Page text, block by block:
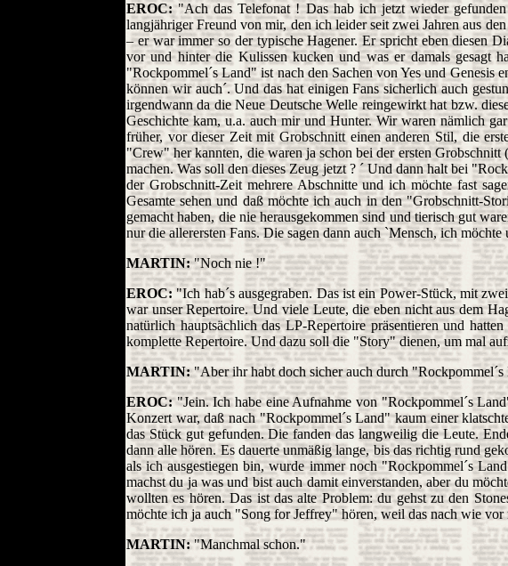
EROC:"Ach das Telefonat ! Das hab ich jetzt wieder gefunden
langjähriger Freund von mir, den ich leider seit zwei Jahren aus
– er war immer so der typische Hagener. Er spricht eben diesen
vor und hinter die Kulissen kucken und was er damals gesagt
"Rockpommel´s Land" ist nach den Sachen von Yes und Genesis
können wir auch´. Und das hat einigen Fans sicherlich auch
irgendwann da die Neue Deutsche Welle reingewirkt hat bzw.
Geschichte kam, u.a. auch mir und Hunter. Wir waren nämlich
früher, vor dieser Zeit mit Grobschnitt einen anderen Stil, die
"Crew" her kannten, die waren ja schon bei der ersten
machen. Was soll den dieses Zeug jetzt ? ´ Und dann halt bei
der Grobschnitt-Zeit mehrere Abschnitte und ich möchte fast
Gesamte sehen und daß möchte ich auch in den "Grobschnitt-
gemacht haben, die nie herausgekommen sind und tierisch gut
nur die allerersten Fans. Die sagen dann auch `Mensch, ich
MARTIN:"Noch nie !"
EROC:"Ich hab´s ausgegraben. Das ist ein Power-Stück, mit
war unser Repertoire. Und viele Leute, die eben nicht aus dem
natürlich hauptsächlich das LP-Repertoire präsentieren und
komplette Repertoire. Und dazu soll die "Story" dienen, um mal
MARTIN:"Aber ihr habt doch sicher auch durch
EROC:"Jein. Ich habe eine Aufnahme von "Rockpommel´s
Konzert war, daß nach "Rockpommel´s Land" kaum einer
das Stück gut gefunden. Die fanden das langweilig die Leute.
dann alle hören. Es dauerte unmäßig lange, bis das richtig rund
als ich ausgestiegen bin, wurde immer noch "Rockpommel´s
machst du ja was und bist auch damit einverstanden, aber du
wollten es hören. Das ist das alte Problem: du gehst zu den
möchte ich ja auch "Song for Jeffrey" hören, weil das nach wie
MARTIN:"Manchmal schon."